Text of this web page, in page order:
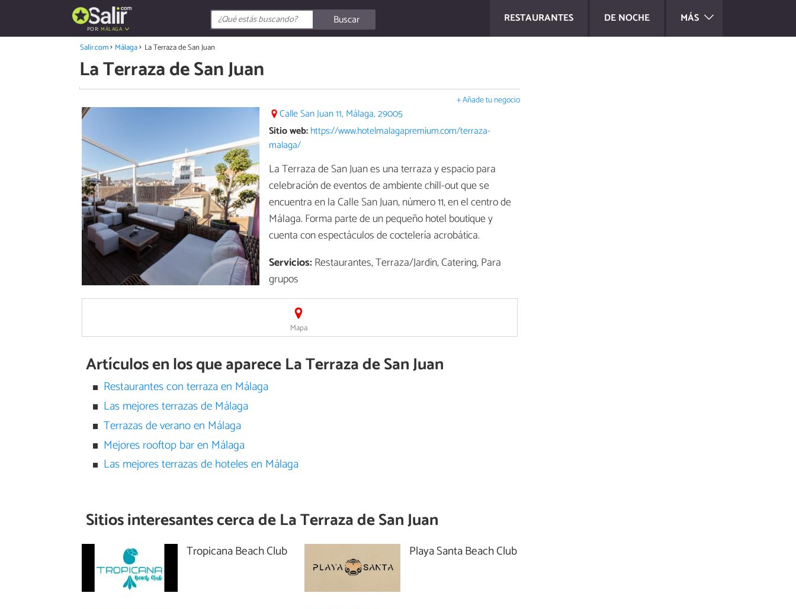
RESTAURANTES DE NOCHE MÁS
POR:MÁLAGA
Buscar
Salir.com Málaga La Terraza de San Juan
La Terraza de San Juan
+ Añade tu negocio
Calle San Juan 11, Málaga, 29005
Sitio web:https://www.hotelmalagapremium.com/terraza-
malaga/
La Terraza de San Juan es una terraza y espacio para
celebración de eventos de ambiente chill-out que se
encuentra en la Calle San Juan, número 11, en el centro de
Málaga. Forma parte de un pequeño hotel boutique y
cuenta con espectáculos de coctelería acrobática.
Servicios:Restaurantes, Terraza/Jardin, Catering, Para
grupos
Mapa
Artículos en los que aparece La Terraza de San Juan
Restaurantes con terraza en Málaga
Las mejores terrazas de Málaga
Terrazas de verano en Málaga
Mejores rooftop bar en Málaga
Las mejores terrazas de hoteles en Málaga
Sitios interesantes cerca deLa Terraza de San Juan
Tropicana Beach Club Playa Santa Beach Club